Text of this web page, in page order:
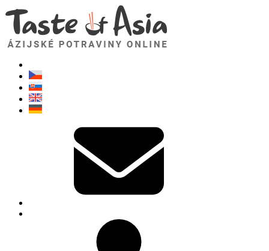
TasteOfAsia.sk
Neváhajte sa opýtať. Som tu pre vás!